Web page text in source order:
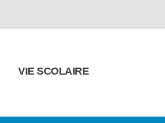
VIE SCOLAIRE